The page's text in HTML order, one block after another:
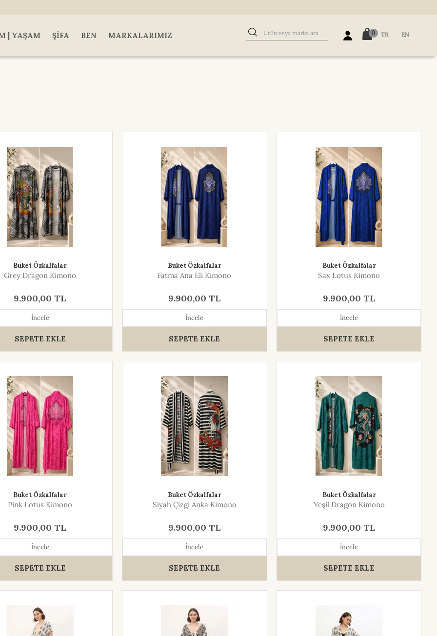
| YAŞAM ŞIFA BEN MARKALARIMIZ 0 TR EN
Buket Özkalfalar
Grey Dragon Kimono
9.900,00 TL
İncele
SEPETE EKLE
Buket Özkalfalar
Fatma Ana Eli Kimono
9.900,00 TL
İncele
SEPETE EKLE
Buket Özkalfalar
Sax Lotus Kimono
9.900,00 TL
İncele
SEPETE EKLE
Buket Özkalfalar
Pink Lotus Kimono
9.900,00 TL
İncele
SEPETE EKLE
Buket Özkalfalar
Siyah Çizgi Anka Kimono
9.900,00 TL
İncele
SEPETE EKLE
Buket Özkalfalar
Yeşil Dragon Kimono
9.900,00 TL
İncele
SEPETE EKLE